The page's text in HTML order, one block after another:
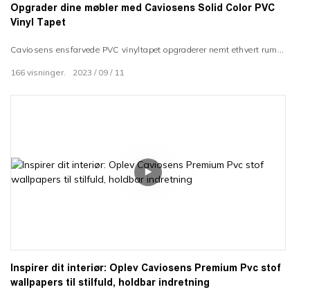
Opgrader dine møbler med Caviosens Solid Color PVC
Vinyl Tapet
Caviosens ensfarvede PVC vinyltapet opgraderer nemt ethvert rum
rum til en overkommelig pris med den tykke, holdbare vinyl, der
2023 09 11
166 visninger.
Inspirer dit interiør: Oplev Caviosens Premium Pvc stof
wallpapers til stilfuld, holdbar indretning